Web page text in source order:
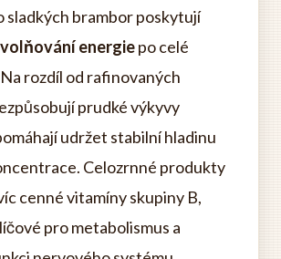
sladkých brambor poskytují
energiepo celé
rozdíl od rafinovaných
prudké výkyvy
udržet stabilní hladinu
Celozrnné produkty
cenné vitamíny skupiny B,
pro metabolismus a